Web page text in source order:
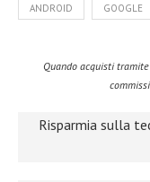
ANDROID GOOGLE
Quando acquisti
Risparmia sulla